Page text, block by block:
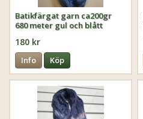
Batikfärgat garn ca200gr
680 meter gul och blått
180 kr
Info Köp